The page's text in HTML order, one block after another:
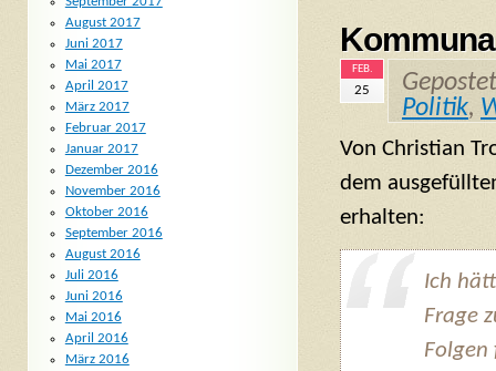
FEB.
25
Politik,
Von Christian
dem
erhalten:
Ich
Frage
Folgen
August 2017
Juni 2017
Mai 2017
April 2017
März 2017
Februar 2017
Januar 2017
Dezember 2016
November 2016
Oktober 2016
September 2016
August 2016
Juli 2016
Juni 2016
Mai 2016
April 2016
März 2016